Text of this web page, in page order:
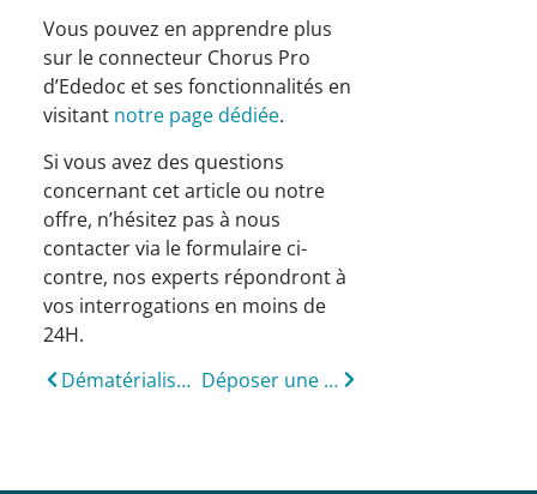
Vous pouvez en apprendre plus
sur le connecteur Chorus Pro
d’Ededoc et ses fonctionnalités en
visitant notre page dédiée.
Si vous avez des questions
concernant cet article ou notre
offre, n’hésitez pas à nous
contacter via le formulaire ci-
contre, nos experts répondront à
vos interrogations en moins de
24H.
Dématérialisation des relations professionnelles : vers la généralisation des échanges numériques
Déposer une facture sur le portail Chorus Pro